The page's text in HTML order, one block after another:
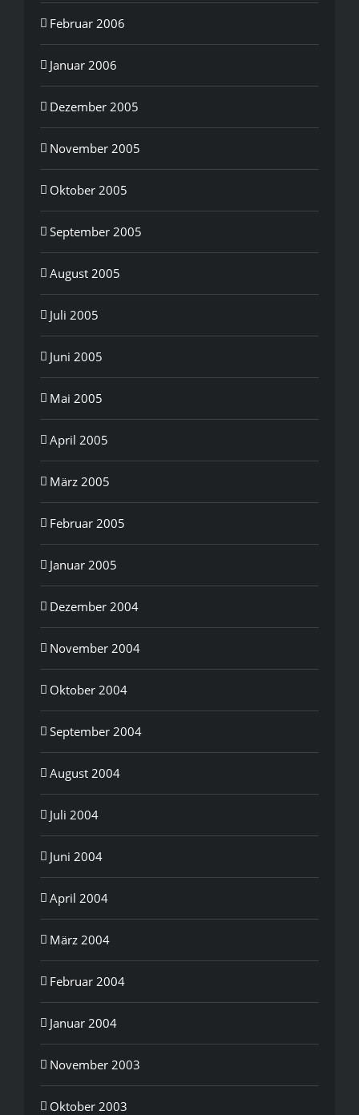
Februar 2006
Januar 2006
Dezember 2005
November 2005
Oktober 2005
September 2005
August 2005
Juli 2005
Juni 2005
Mai 2005
April 2005
März 2005
Februar 2005
Januar 2005
Dezember 2004
November 2004
Oktober 2004
September 2004
August 2004
Juli 2004
Juni 2004
April 2004
März 2004
Februar 2004
Januar 2004
November 2003
Oktober 2003